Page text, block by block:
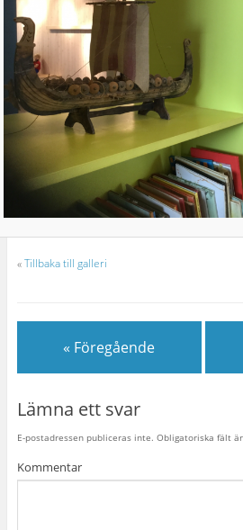
«Tillbaka till galleri
« Föregående
Lämna ett svar
E-postadressen publiceras inte. Obligatoriska fält
Kommentar